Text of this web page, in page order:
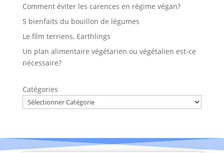
Comment éviter les carences en régime végan?
5 bienfaits du bouillon de légumes
Le film terriens, Earthlings
Un plan alimentaire végétarien ou végétalien est-ce
nécessaire?
Catégories